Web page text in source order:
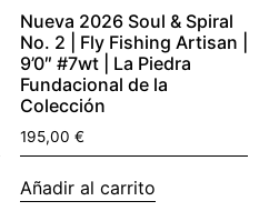
Nueva 2026 Soul & Spiral
No. 2 | Fly Fishing Artisan |
9’0″ #7wt | La Piedra
Fundacional de la
Colección
195,00 €
Añadir al carrito